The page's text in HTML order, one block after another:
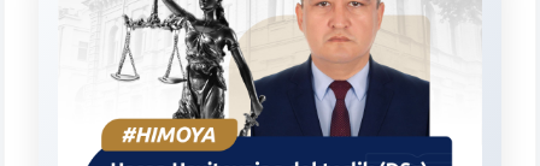
Qabul bo'yicha murojaatlaringizni ushbu
chatda qoldiring.
Mavzuni tanlang — keyin shu mavzudagi aniq
savollar chiqadi: